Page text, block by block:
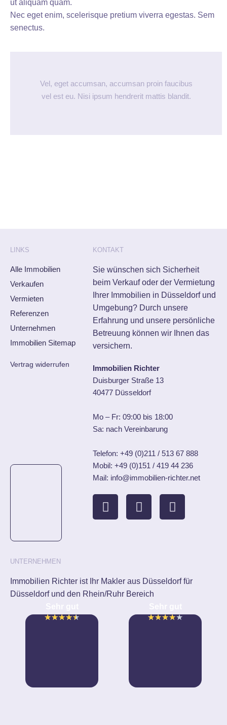
ut aliquam quam.
Nec eget enim, scelerisque pretium viverra egestas. Sem
senectus.
Vel, eget accumsan, accumsan proin faucibus
vel est eu. Nisi ipsum hendrerit mattis blandit.
LINKS
Alle Immobilien
Verkaufen
Vermieten
Referenzen
Unternehmen
Immobilien Sitemap
Vertrag widerrufen
KONTAKT
Sie wünschen sich Sicherheit
beim Verkauf oder der Vermietung
Ihrer Immobilien in Düsseldorf und
Umgebung? Durch unsere
Erfahrung und unsere persönliche
Betreuung können wir Ihnen das
versichern.
Immobilien Richter
Duisburger Straße 13
40477 Düsseldorf
Mo – Fr: 09:00 bis 18:00
Sa: nach Vereinbarung
Telefon:+49 (0)211 / 513 67 888
Mobil:+49 (0)151 / 419 44 236
Mail: info@immobilien-richter.net
UNTERNEHMEN
Immobilien Richter ist Ihr Makler aus Düsseldorf für
Düsseldorf und den Rhein/Ruhr Bereich
★★★★★
★★★★★